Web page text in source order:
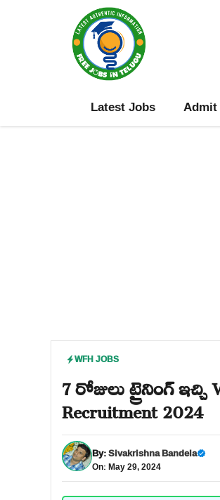
Latest Jobs
WFH JOBS
7 రోజులు ట్రైనింగ్
Recruitment 2024
By:Sivakrishna Bandela
On: May 29, 2024